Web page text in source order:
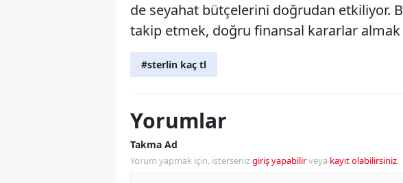
de seyahat bütçelerini doğrudan etkiliyor.
takip etmek, doğru finansal kararlar almak
#sterlin kaç tl
Yorumlar
Takma Ad
Yorum yapmak için, istersenizgiriş yapabilirveya kayıt olabilirsiniz.